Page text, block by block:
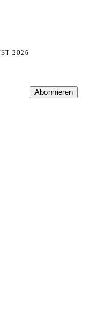
2026
Abonnieren